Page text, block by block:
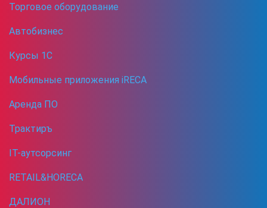
Торговое оборудование
Автобизнес
Курсы 1С
Мобильные приложения iRECA
Аренда ПО
Трактиръ
IT-аутсорсинг
RETAIL&HORECA
ДАЛИОН